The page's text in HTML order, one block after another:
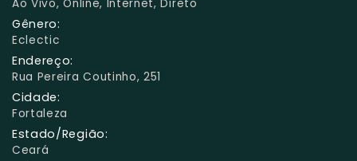
Ao Vivo, Online, Internet, Direto
Gênero:
Eclectic
Endereço:
Rua Pereira Coutinho, 251
Cidade:
Fortaleza
Estado/Região:
Ceará